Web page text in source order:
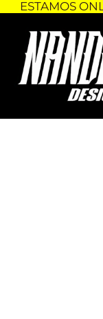
Skip
content
ESTAMOS
Quantidade
de
PORTA-
CHAVES
-